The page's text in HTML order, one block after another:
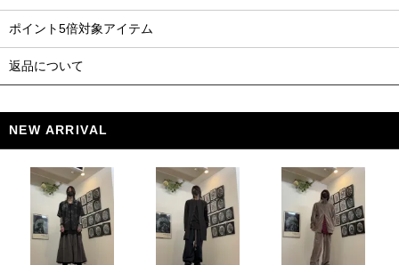
ポイント5倍対象アイテム
返品について
NEW ARRIVAL